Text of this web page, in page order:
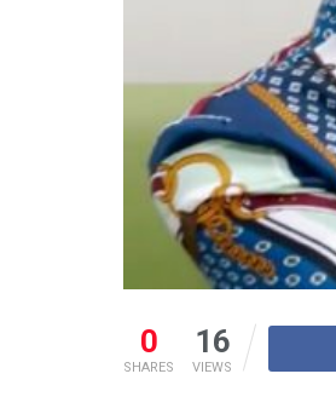
0
SHARES
16
VIEWS